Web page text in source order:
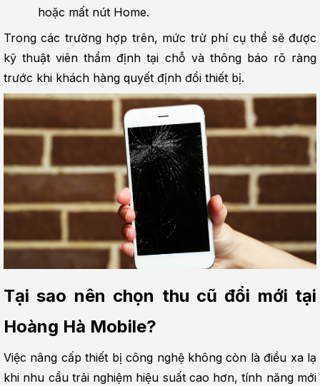
hoặc mất nút Home.
Trong các trường hợp trên, mức trừ phí cụ thể sẽ được
kỹ thuật viên thẩm định tại chỗ và thông báo rõ ràng
trước khi khách hàng quyết định đổi thiết bị.
Tại sao nên chọn thu cũ đổi mới tại
Hoàng Hà Mobile?
Việc nâng cấp thiết bị công nghệ không còn là điều xa lạ
khi nhu cầu trải nghiệm hiệu suất cao hơn, tính năng mới